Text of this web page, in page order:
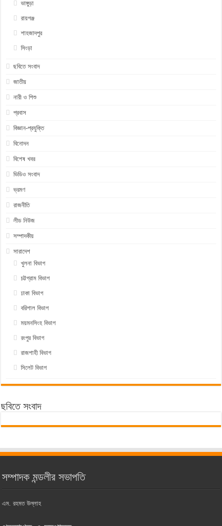
ভাঙ্গুড়া
রায়গঞ্জ
শাহজাদপুর
সিংড়া
ছবিতে সংবাদ
জাতীয়
নারী ও শিশু
প্রবাস
বিজ্ঞান-প্রযুক্তি
বিনোদন
বিশেষ খবর
ভিডিও সংবাদ
ভ্রমণ
রাজনীতি
লীড নিউজ
সম্পাদকীয়
সারাদেশ
খুলনা বিভাগ
চট্টগ্রাম বিভাগ
ঢাকা বিভাগ
বরিশাল বিভাগ
ময়মনসিংহ বিভাগ
রংপুর বিভাগ
রাজশাহী বিভাগ
সিলেট বিভাগ
ছবিতে সংবাদ
সম্পাদক মন্ডলীর সভাপতি
এম. রহমত উল্লাহ